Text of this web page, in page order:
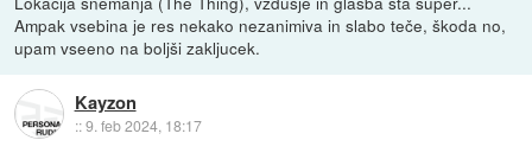
Ampak vsebina je res nekako nezanimiva in slabo teče, škoda no,
upam vseeno na boljši zakljucek.
Kayzon
::9. feb 2024, 18:17